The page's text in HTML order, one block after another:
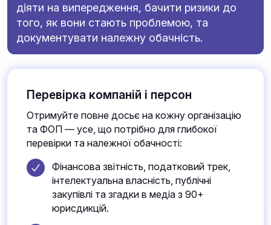
діяти на випередження, бачити ризики до
того, як вони стають проблемою, та
документувати належну обачність.
Перевірка компаній і персон
Отримуйте повне досьє на кожну організацію
та ФОП — усе, що потрібно для глибокої
перевірки та належної обачності:
Фінансова звітність, податковий трек,
інтелектуальна власність, публічні
закупівлі та згадки в медіа з 90+
юрисдикцій.